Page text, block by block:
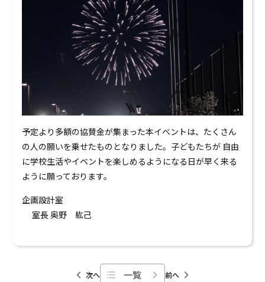
予定より多額の協賛金が集まった本イベントは、たくさん
の人の願いを乗せたものとなりました。子どもたちが 自由
に学校生活やイベントを楽しめるようになる日が早く来る
ように願っております。
企画設計室
室長 奥野 紘己
次へ 一覧 前へ